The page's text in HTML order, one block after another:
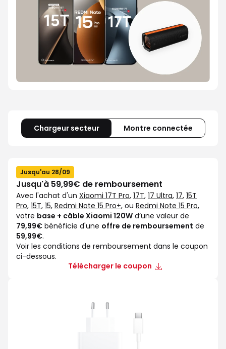
Chargeur secteur Montre connectée
Jusqu'au 28/09
Jusqu'à 59,99€ de remboursement
Avec l'achat d'un Xiaomi 17T Pro, 17T, 17 Ultra, 17, 15T
Pro, 15T, 15, Redmi Note 15 Pro+, ou Redmi Note 15 Pro,
votre base + câble Xiaomi 120W d’une valeur de
79,99€ bénéficie d'une offre de remboursement de
59,99€.
Voir les conditions de remboursement dans le coupon
ci-dessous.
Télécharger le coupon